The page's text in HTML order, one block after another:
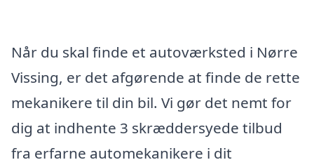
Når du skal finde et autoværksted i Nørre
Vissing, er det afgørende at finde de rette
mekanikere til din bil. Vi gør det nemt for
dig at indhente 3 skræddersyede tilbud
fra erfarne automekanikere i dit